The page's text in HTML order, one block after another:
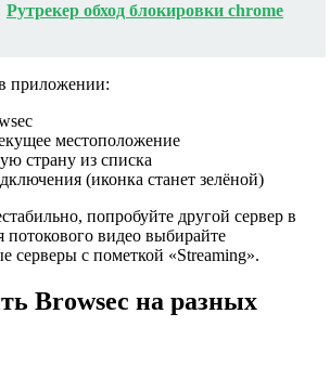
Рутрекер обход блокировки chrome
приложении:
местоположение
страну из списка
(иконка станет зелёной)
попробуйте другой сервер в
видео выбирайте
серверы с пометкой «Streaming».
Browsec на разных